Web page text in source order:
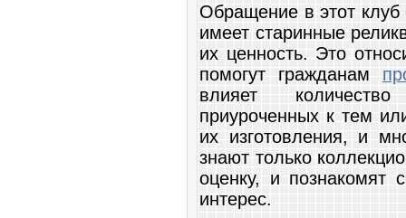
Обращение в этот клуб
имеет старинные
их ценность. Это
помогут гражданам
влияет
приуроченных к тем
их изготовления, и
знают только
оценку, и познакомят
интерес.